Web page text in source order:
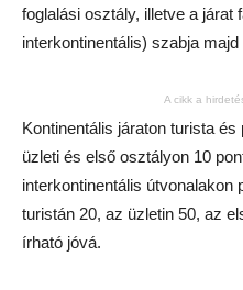
foglalási osztály, illetve a járat
interkontinentális) szabja majd
A cikk a
Kontinentális járaton turista
üzleti és első osztályon 10
interkontinentális útvonalakon
turistán 20, az üzletin 50, az
írható jóvá.